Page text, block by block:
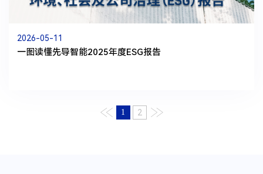
2026-05-11
一图读懂先导智能2025年度ESG报告
1 2